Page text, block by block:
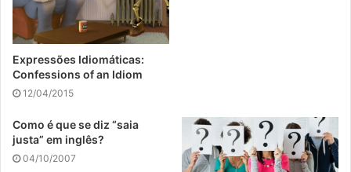
Expressões Idiomáticas:
Confessions of an Idiom
12/04/2015
Como é que se diz “saia
justa” em inglês?
04/10/2007